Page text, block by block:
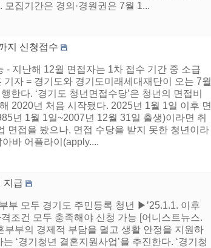
집기간은 경의·경원권은 7월 1...
지 신청접수
지난해 12월 면접자는 1차 접수 기간 중 소급
자 = 경기도와 경기도미래세대재단이 오는 7월
한다. ‘경기도 청년면접수당’은 청년의 면접비
2020년 처음 시작됐다. 2025년 1월 1일 이후 면
년 1월 1일~2007년 12월 31일 출생)이라면 취
면접을 봤으나, 면접 수당을 받지 못한 청년이라
바 어플라이(apply....
지급
부 모두 경기도 주민등록 청년 ▶’25.1.1. 이후
조건 모두 충족해야 신청 가능 [어니스트뉴스.
부의 경제적 부담을 덜고 생활 안정을 지원하
‘경기청년 결혼지원사업’을 추진한다. ‘경기청